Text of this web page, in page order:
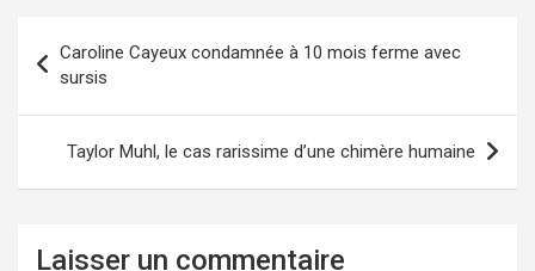
de
l’article
Caroline Cayeux condamnée à 10 mois ferme avec
sursis
Taylor Muhl, le cas rarissime d’une chimère humaine
Laisser un commentaire